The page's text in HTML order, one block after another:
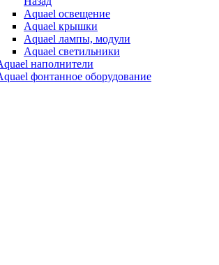
Aquael освещение
Aquael крышки
Aquael лампы, модули
Aquael светильники
наполнители
фонтанное оборудование